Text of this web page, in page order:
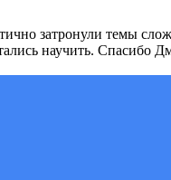
затронули темы
научить. Спасибо